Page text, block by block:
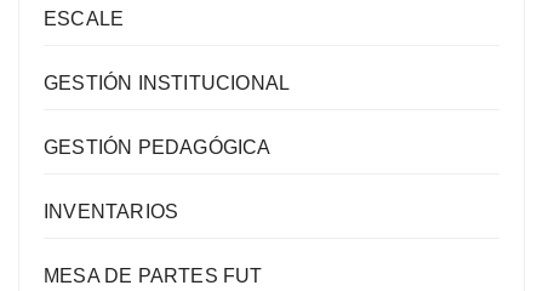
ESCALE
GESTIÓN INSTITUCIONAL
GESTIÓN PEDAGÓGICA
INVENTARIOS
MESA DE PARTES FUT